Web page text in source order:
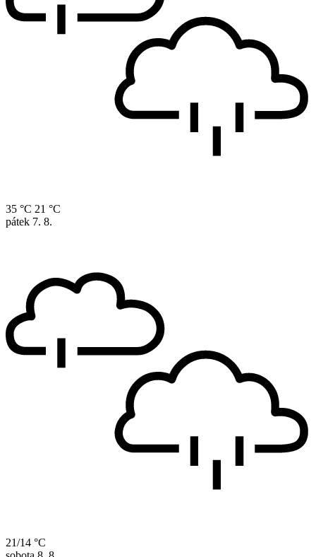
35 °C 21 °C
pátek 7. 8.
21/14 °C